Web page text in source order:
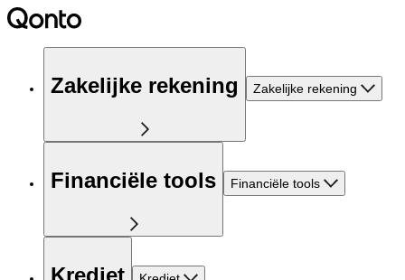
Zakelijke rekening Zakelijke rekening
Financiële tools Financiële tools
Krediet